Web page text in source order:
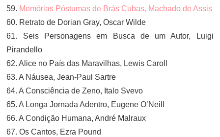
59. Memórias Póstumas de Brás Cubas, Machado de Assis
60. Retrato de Dorian Gray, Oscar Wilde
61. Seis Personagens em Busca de um Autor, Luigi
Pirandello
62. Alice no País das Maravilhas, Lewis Caroll
63. A Náusea, Jean-Paul Sartre
64. A Consciência de Zeno, Italo Svevo
65. A Longa Jornada Adentro, Eugene O’Neill
66. A Condição Humana, André Malraux
67. Os Cantos, Ezra Pound